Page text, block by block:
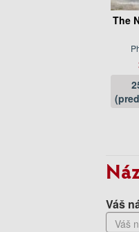
The
Váš